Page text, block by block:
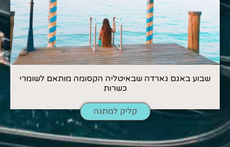
שבוע באגם גארדה שבאיטליה הקסומה מותאם לשומרי
כשרות
קליק למתנה